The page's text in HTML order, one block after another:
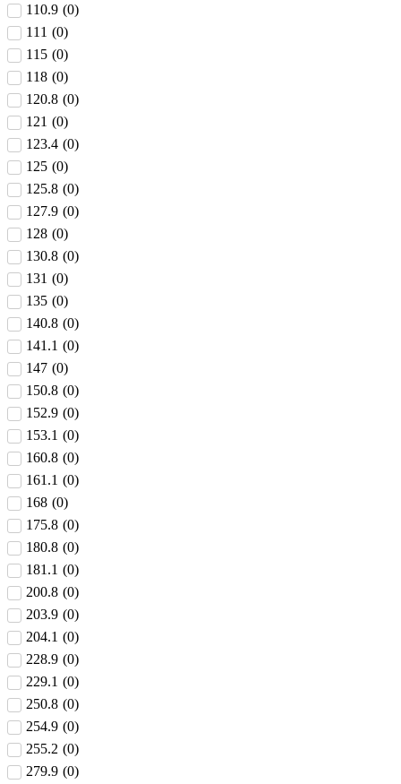
110.9 (0)
111 (0)
115 (0)
118 (0)
120.8 (0)
121 (0)
123.4 (0)
125 (0)
125.8 (0)
127.9 (0)
128 (0)
130.8 (0)
131 (0)
135 (0)
140.8 (0)
141.1 (0)
147 (0)
150.8 (0)
152.9 (0)
153.1 (0)
160.8 (0)
161.1 (0)
168 (0)
175.8 (0)
180.8 (0)
181.1 (0)
200.8 (0)
203.9 (0)
204.1 (0)
228.9 (0)
229.1 (0)
250.8 (0)
254.9 (0)
255.2 (0)
279.9 (0)